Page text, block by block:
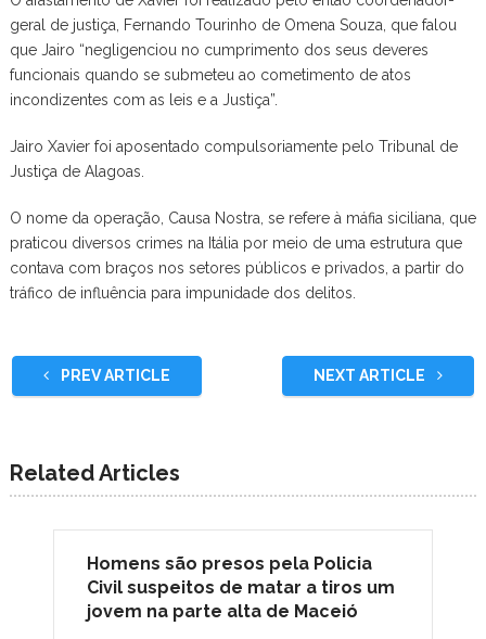
geral de justiça, Fernando Tourinho de Omena Souza, que falou
que Jairo “negligenciou no cumprimento dos seus deveres
funcionais quando se submeteu ao cometimento de atos
incondizentes com as leis e a Justiça”.
Jairo Xavier foi aposentado compulsoriamente pelo Tribunal de
Justiça de Alagoas.
O nome da operação, Causa Nostra, se refere à máfia siciliana, que
praticou diversos crimes na Itália por meio de uma estrutura que
contava com braços nos setores públicos e privados, a partir do
tráfico de influência para impunidade dos delitos.
PREV ARTICLE NEXT ARTICLE
Related Articles
Homens são presos pela Policia
Civil suspeitos de matar a tiros um
jovem na parte alta de Maceió